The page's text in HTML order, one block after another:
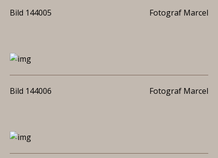
Bild 144005 Fotograf Marcel
Bild 144006 Fotograf Marcel